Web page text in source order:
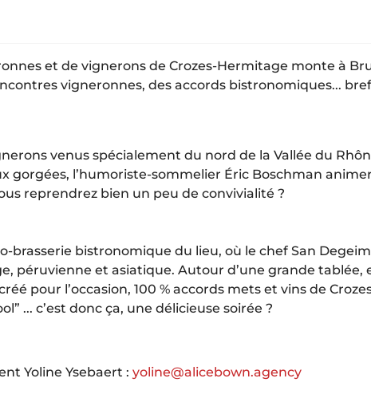
et de vignerons de Crozes-Hermitage monte à
vigneronnes, des accords bistronomiques...
venus spécialement du nord de la Vallée du
gorgées, l’humoriste-sommelier Éric Boschman
reprendrez bien un peu de convivialité ?
brasserie bistronomique du lieu, où le chef San
péruvienne et asiatique. Autour d’une grande
pour l’occasion, 100 % accords mets et vins de
... c’est donc ça, une délicieuse soirée ?
Yoline Ysebaert : yoline@alicebown.agency